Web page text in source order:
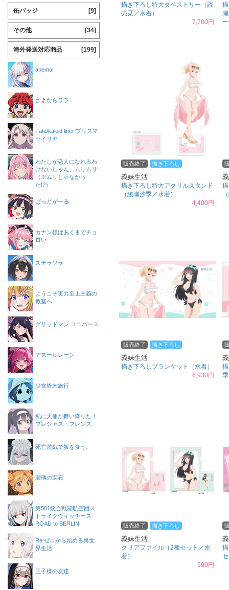
描き下ろし特大タペストリー（読
売栞／水着）
7,700円
販売終了 描き下ろし
義妹生活
描き下ろし特大アクリルスタンド
（綾瀬沙季／水着）
4,400円
販売終了 描き下ろし
義妹生活
描き下ろしブランケット（水着）
6,930円
販売終了 描き下ろし
義妹生活
クリアファイル（2種セット／水
着）
990円
缶バッジ [9]
その他 [34]
海外発送対応商品 [199]
anemoi
さよならララ
Fate/kaleid liner プリズマ
☆イリヤ
わたしが恋人になれるわ
けないじゃん、ムリムリ!
（※ムリじゃなかっ
た!?）
ばっどがーる
カナン様はあくまでチョ
ロい
ステラソラ
ようこそ実力至上主義の
教室へ
グリッドマン ユニバース
アズールレーン
少女終末旅行
私に天使が舞い降りた！
プレシャス・フレンズ
死亡遊戯で飯を食う。
瑠璃の宝石
第501統合戦闘航空団ス
トライクウィッチーズ
ROAD to BERLIN
Re:ゼロから始める異世
界生活
王子様の友達